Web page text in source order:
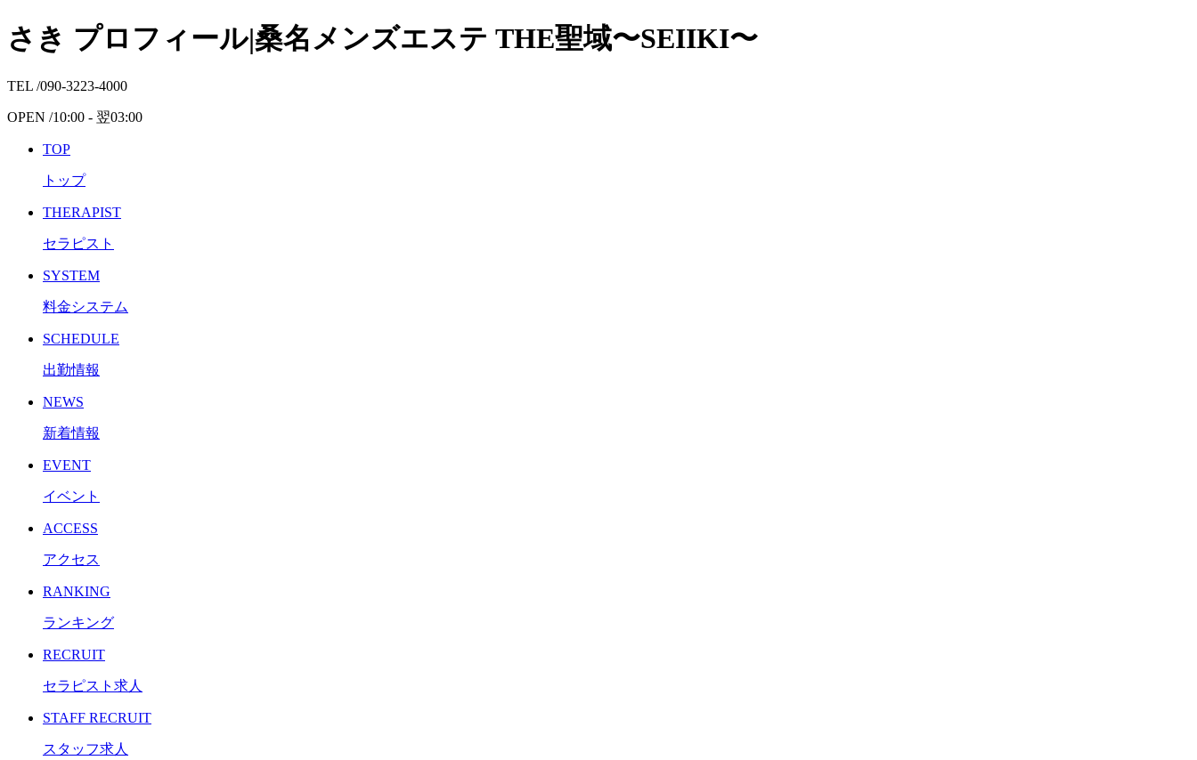
さき プロフィール|桑名メンズエステ THE聖域〜SEIIKI〜
TEL /090-3223-4000
OPEN /10:00 - 翌03:00
TOP
トップ
THERAPIST
セラピスト
SYSTEM
料金システム
SCHEDULE
出勤情報
NEWS
新着情報
EVENT
イベント
ACCESS
アクセス
RANKING
ランキング
RECRUIT
セラピスト求人
STAFF RECRUIT
スタッフ求人